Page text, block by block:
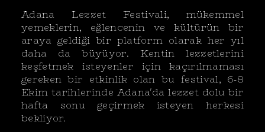
Adana Lezzet Festivali, mükemmel
yemeklerin, eğlencenin ve kültürün bir
araya geldiği bir platform olarak her yıl
daha da büyüyor. Kentin lezzetlerini
keşfetmek isteyenler için kaçırılmaması
gereken bir etkinlik olan bu festival, 6-8
Ekim tarihlerinde Adana'da lezzet dolu bir
hafta sonu geçirmek isteyen herkesi
bekliyor.